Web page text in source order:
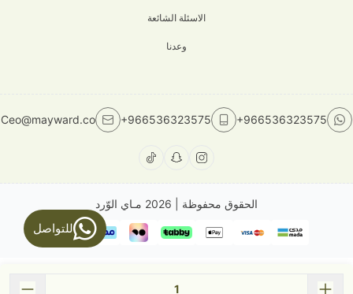
الاسئلة الشائعة
وعدنا
+966536323575
+966536323575
Ceo@mayward.co
الحقوق محفوظة | 2026 مـاي الوّرد
للتواصل